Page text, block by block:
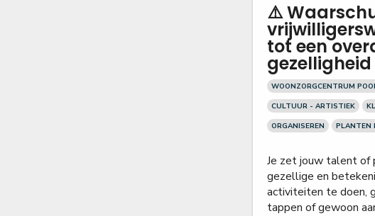
⚠️
tot een
gezelligheid
WOONZORGCENTRUM
CULTUUR - ARTISTIEK
ORGANISEREN
PLANTEN
Je zet jouw talent of
gezellige en
activiteiten te doen,
tappen of gewoon